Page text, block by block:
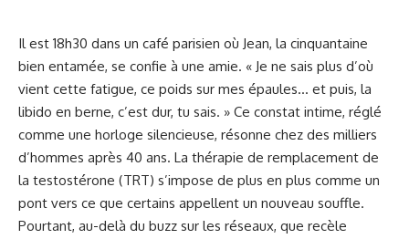
Il est 18h30 dans un café parisien où Jean, la cinquantaine
bien entamée, se confie à une amie. « Je ne sais plus d’où
vient cette fatigue, ce poids sur mes épaules… et puis, la
libido en berne, c’est dur, tu sais. » Ce constat intime, réglé
comme une horloge silencieuse, résonne chez des milliers
d’hommes après 40 ans. La thérapie de remplacement de
la testostérone (TRT) s’impose de plus en plus comme un
pont vers ce que certains appellent un nouveau souffle.
Pourtant, au-delà du buzz sur les réseaux, que recèle